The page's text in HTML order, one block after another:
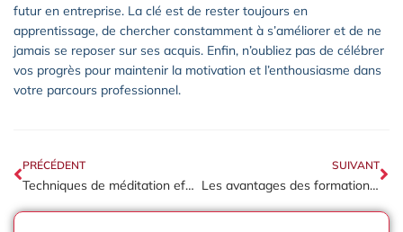
futur en entreprise. La clé est de rester toujours en
apprentissage, de chercher constamment à s’améliorer et de ne
jamais se reposer sur ses acquis. Enfin, n’oubliez pas de célébrer
vos progrès pour maintenir la motivation et l’enthousiasme dans
votre parcours professionnel.
PRÉCÉDENT
Techniques de méditation efficaces pour améliorer la productivité en entreprise
SUIVANT
Les avantages des formations en développement personnel pour améliorer la performance en entreprise